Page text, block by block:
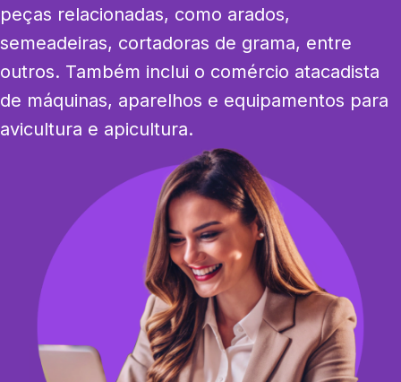
peças relacionadas, como arados,
semeadeiras, cortadoras de grama, entre
outros. Também inclui o comércio atacadista
de máquinas, aparelhos e equipamentos para
avicultura e apicultura.